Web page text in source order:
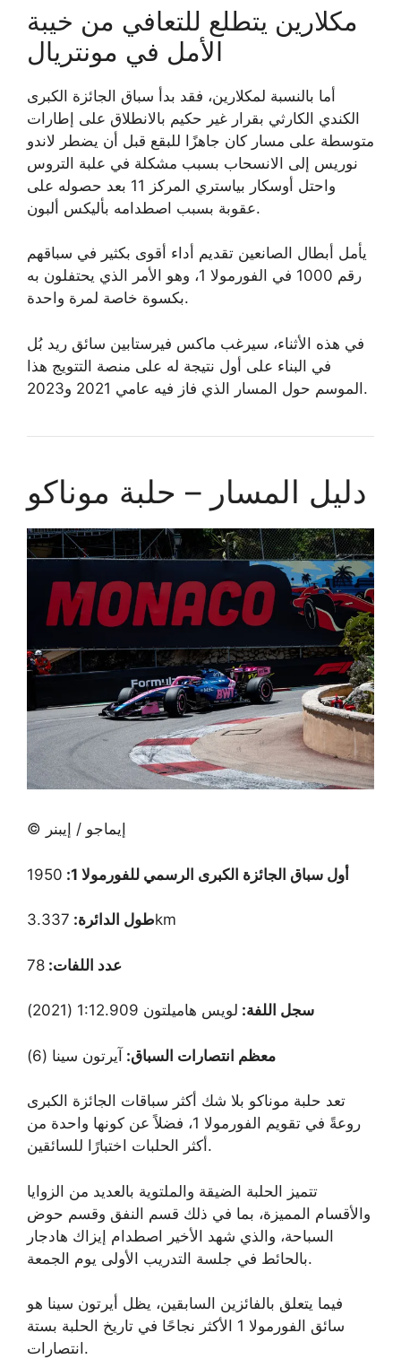
مكلارين يتطلع للتعافي من خيبة
الأمل في مونتريال
أما بالنسبة لمكلارين، فقد بدأ سباق الجائزة الكبرى
الكندي الكارثي بقرار غير حكيم بالانطلاق على إطارات
متوسطة على مسار كان جاهزًا للبقع قبل أن يضطر لاندو
نوريس إلى الانسحاب بسبب مشكلة في علبة التروس
واحتل أوسكار بياستري المركز 11 بعد حصوله على
عقوبة بسبب اصطدامه بأليكس ألبون.
يأمل أبطال الصانعين تقديم أداء أقوى بكثير في سباقهم
رقم 1000 في الفورمولا 1، وهو الأمر الذي يحتفلون به
بكسوة خاصة لمرة واحدة.
في هذه الأثناء، سيرغب ماكس فيرستابين سائق ريد بُل
في البناء على أول نتيجة له ​​على منصة التتويج هذا
الموسم حول المسار الذي فاز فيه عامي 2021 و2023.
دليل المسار – حلبة موناكو
© إيماجو / إيبنر
أول سباق الجائزة الكبرى الرسمي للفورمولا 1: 1950
طول الدائرة:3.337km
عدد اللفات: 78
سجل اللفة: لويس هاميلتون 1:12.909 (2021)
معظم انتصارات السباق: آيرتون سينا ​​(6)
تعد حلبة موناكو بلا شك أكثر سباقات الجائزة الكبرى
روعةً في تقويم الفورمولا 1، فضلاً عن كونها واحدة من
أكثر الحلبات اختبارًا للسائقين.
تتميز الحلبة الضيقة والملتوية بالعديد من الزوايا
والأقسام المميزة، بما في ذلك قسم النفق وقسم حوض
السباحة، والذي شهد الأخير اصطدام إيزاك هادجار
بالحائط في جلسة التدريب الأولى يوم الجمعة.
فيما يتعلق بالفائزين السابقين، يظل أيرتون سينا ​​هو
سائق الفورمولا 1 الأكثر نجاحًا في تاريخ الحلبة بستة
انتصارات.